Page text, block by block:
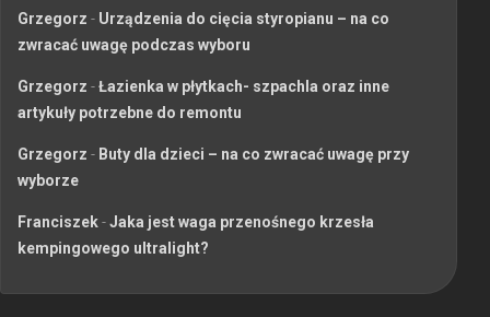
Grzegorz - Urządzenia do cięcia styropianu – na co
zwracać uwagę podczas wyboru
Grzegorz -Łazienka w płytkach- szpachla oraz inne
artykuły potrzebne do remontu
Grzegorz - Buty dla dzieci – na co zwracać uwagę przy
wyborze
Franciszek-Jaka jest waga przenośnego krzesła
kempingowego ultralight?